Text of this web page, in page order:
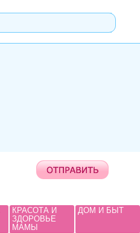
КРАСОТА И
ЗДОРОВЬЕ
МАМЫ
ДОМ И БЫТ